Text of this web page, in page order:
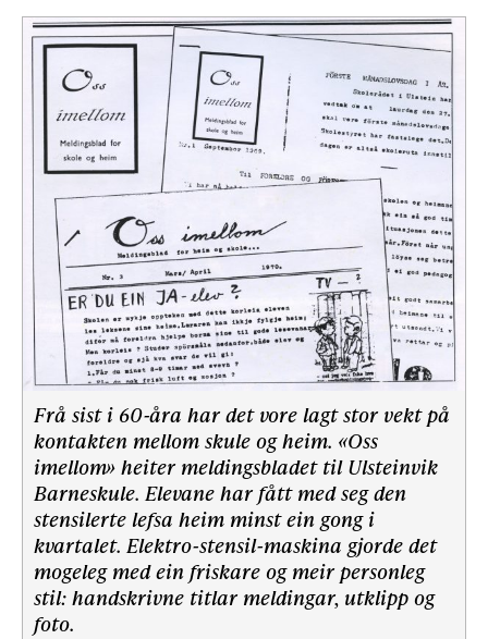
Frå sist i 60-åra har det vore lagt stor vekt på
kontakten mellom skule og heim. «Oss
imellom» heiter meldingsbladet til Ulsteinvik
Barneskule. Elevane har fått med seg den
stensilerte lefsa heim minst ein gong i
kvartalet. Elektro-stensil-maskina gjorde det
mogeleg med ein friskare og meir personleg
stil: handskrivne titlar meldingar, utklipp og
foto.